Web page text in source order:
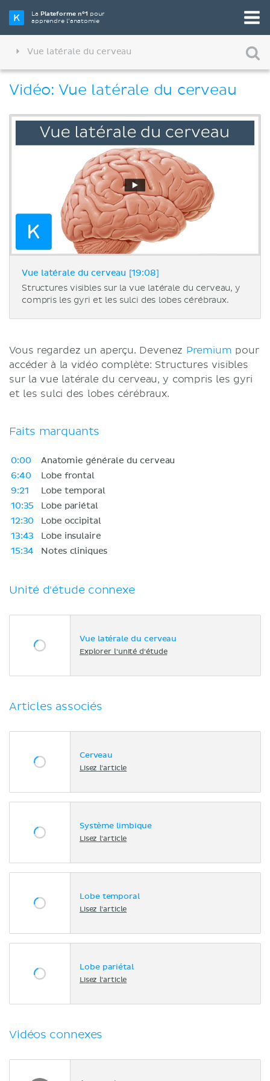
La Plateforme n°1 pour
apprendre l’anatomie
Vue latérale du cerveau
Vidéo: Vue latérale du cerveau
Vue latérale du cerveau [19:08]
Structures visibles sur la vue latérale du cerveau, y
compris les gyri et les sulci des lobes cérébraux.
Vous regardez un aperçu. Devenez Premium pour
accéder à la vidéo complète: Structures visibles
sur la vue latérale du cerveau, y compris les gyri
et les sulci des lobes cérébraux.
Faits marquants
0:00
Anatomie générale du cerveau
6:40
Lobe frontal
9:21
Lobe temporal
10:35
Lobe pariétal
12:30
Lobe occipital
13:43
Lobe insulaire
15:34
Notes cliniques
Unité d'étude connexe
Vue latérale du cerveau
Explorer l'unité d'étude
Articles associés
Cerveau
Lisez l'article
Système limbique
Lisez l'article
Lobe temporal
Lisez l'article
Lobe pariétal
Lisez l'article
Vidéos connexes